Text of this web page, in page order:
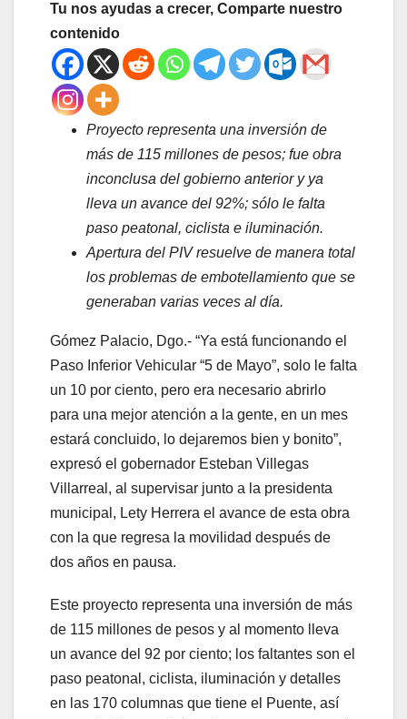
Tu nos ayudas a crecer, Comparte nuestro
contenido
Proyecto representa una inversión de
más de 115 millones de pesos; fue obra
inconclusa del gobierno anterior y ya
lleva un avance del 92%; sólo le falta
paso peatonal, ciclista e iluminación.
Apertura del PIV resuelve de manera total
los problemas de embotellamiento que se
generaban varias veces al día.
Gómez Palacio, Dgo.- “Ya está funcionando el
Paso Inferior Vehicular “5 de Mayo”, solo le falta
un 10 por ciento, pero era necesario abrirlo
para una mejor atención a la gente, en un mes
estará concluido, lo dejaremos bien y bonito”,
expresó el gobernador Esteban Villegas
Villarreal, al supervisar junto a la presidenta
municipal, Lety Herrera el avance de esta obra
con la que regresa la movilidad después de
dos años en pausa.
Este proyecto representa una inversión de más
de 115 millones de pesos y al momento lleva
un avance del 92 por ciento; los faltantes son el
paso peatonal, ciclista, iluminación y detalles
en las 170 columnas que tiene el Puente, así